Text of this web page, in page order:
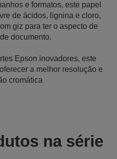
e formatos, este papel
de ácidos, lignina e cloro,
giz para ter o aspecto de
documento.
Epson inovadores, este
a melhor resolução e
cromática
na série